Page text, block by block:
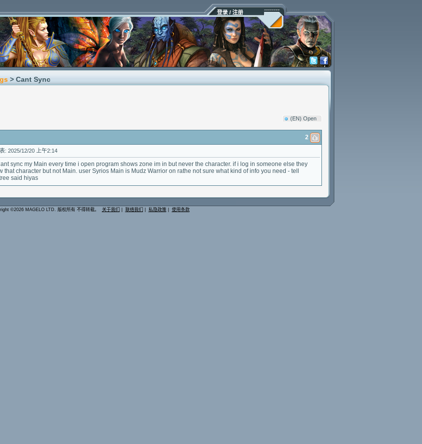
登录 / 注册
> Cant Sync
(EN) Open
2
: 2025/12/20 上午2:14
sync my Main every time i open program shows zone im in but never the character. if i log in someone else they
that character but not Main. user Syrios Main is Mudz Warrior on rathe not sure what kind of info you need - tell
said hiyas
©2026 MAGELO LTD. 版权所有 不得转载。 关于我们 联络我们 私隐政策| 使用条款